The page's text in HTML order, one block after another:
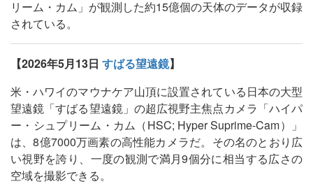
リーム・カム」が観測した約15億個の天体のデータが収録
されている。
【2026年5月13日 すばる望遠鏡】
米・ハワイのマウナケア山頂に設置されている日本の大型
望遠鏡「すばる望遠鏡」の超広視野主焦点カメラ「ハイパ
ー・シュプリーム・カム（HSC; Hyper Suprime-Cam）」
は、8億7000万画素の高性能カメラだ。その名のとおり広
い視野を誇り、一度の観測で満月9個分に相当する広さの
空域を撮影できる。